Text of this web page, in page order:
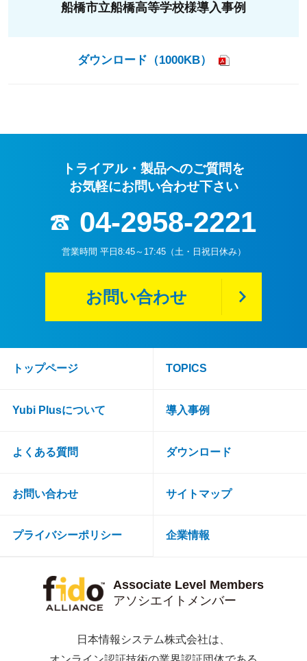
船橋市立船橋高等学校様導入事例
ダウンロード（1000KB）
トライアル・製品へのご質問を
お気軽にお問い合わせ下さい
04-2958-2221
営業時間 平日8:45～17:45（土・日祝日休み）
お問い合わせ
トップページ TOPICS
Yubi Plusについて 導入事例
よくある質問 ダウンロード
お問い合わせ サイトマップ
プライバシーポリシー 企業情報
Associate Level Members
アソシエイトメンバー
日本情報システム株式会社は、